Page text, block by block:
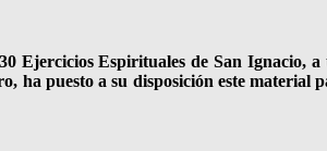
Espirituales de San Ignacio, a
puesto a su disposición este material